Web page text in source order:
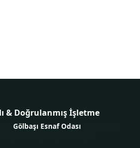
& Doğrulanmış İşletme
Gölbaşı Esnaf Odası